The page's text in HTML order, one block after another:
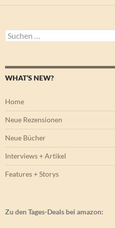
Suchen
nach:
WHAT’S NEW?
Home
Neue Rezensionen
Neue Bücher
Interviews + Artikel
Features + Storys
Zu den Tages-Deals bei amazon: